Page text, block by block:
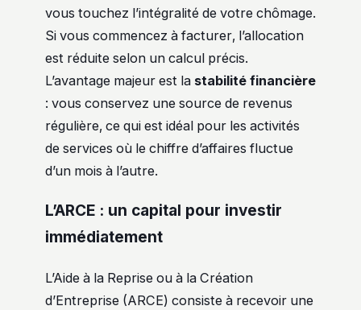
vous touchez l’intégralité de votre chômage.
Si vous commencez à facturer, l’allocation
est réduite selon un calcul précis.
L’avantage majeur est la stabilité financière
: vous conservez une source de revenus
régulière, ce qui est idéal pour les activités
de services où le chiffre d’affaires fluctue
d’un mois à l’autre.
L’ARCE : un capital pour investir
immédiatement
L’Aide à la Reprise ou à la Création
d’Entreprise (ARCE) consiste à recevoir une